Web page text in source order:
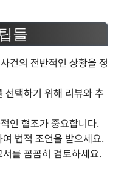
들
건의 전반적인 상황을 정
선택하기 위해 리뷰와 추
인 협조가 중요합니다.
법적 조언을 받으세요.
를 꼼꼼히 검토하세요.